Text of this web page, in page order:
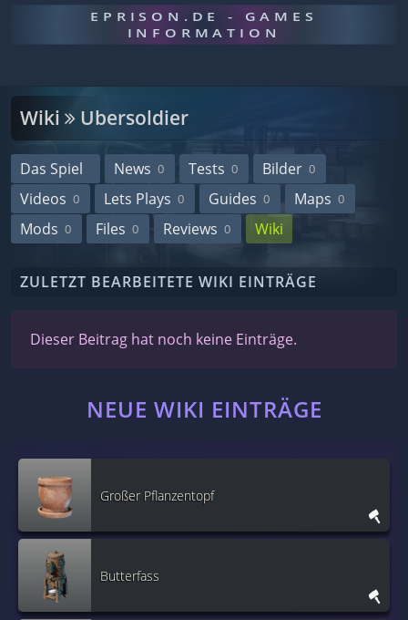
EPRISON.DE - GAMES
INFORMATION
Wiki Ubersoldier
Das Spiel News 0 Tests 0 Bilder 0
Videos 0 Lets Plays 0 Guides 0 Maps 0
Mods 0 Files 0 Reviews 0 Wiki
ZULETZT BEARBEITETE WIKI EINTRÄGE
Dieser Beitrag hat noch keine Einträge.
NEUE WIKI EINTRÄGE
Großer Pflanzentopf
Butterfass